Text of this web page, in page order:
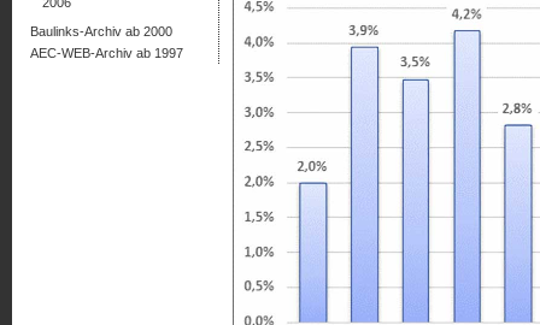
Baulinks-Archiv ab 2000
AEC-WEB-Archiv ab 1997